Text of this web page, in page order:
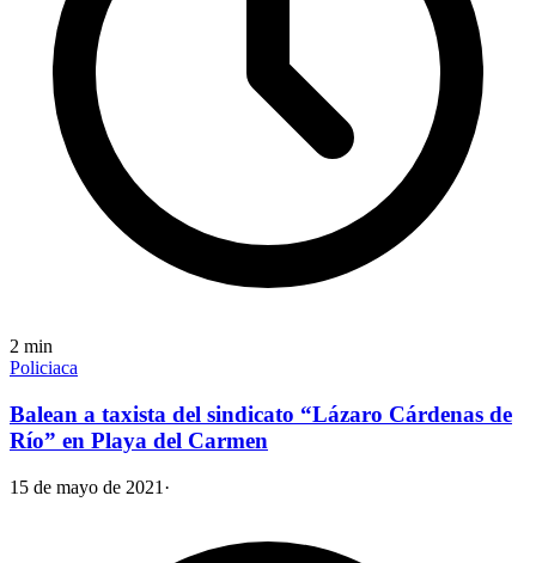
2 min
Policiaca
Balean a taxista del sindicato “Lázaro Cárdenas de
Río” en Playa del Carmen
15 de mayo de 2021 ·